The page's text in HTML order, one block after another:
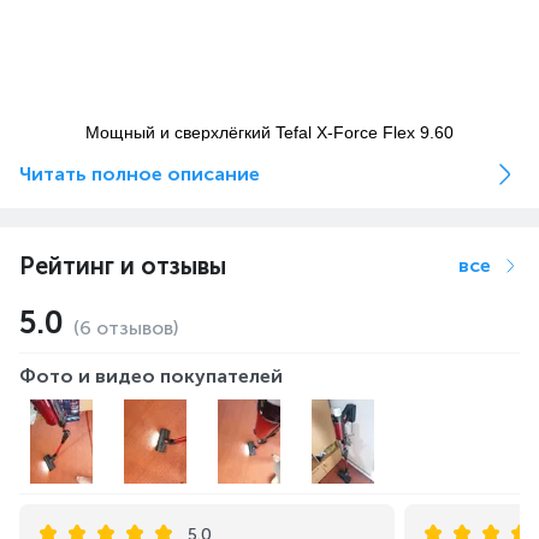
Мощный и сверхлёгкий Tefal X-Force Flex 9.60
быстрой и комфортной уборке. Благодаря высокой
гарантирует безупречный порядок под низкой мебелью
Высокая мощность
всасывания до 100 аВт
Читать полное описание
Рейтинг и отзывы все
5.0 (6 отзывов)
Фото и видео покупателей
5.0